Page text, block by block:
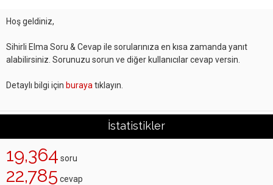
Hoş geldiniz,
Sihirli Elma Soru & Cevap ile sorularınıza en kısa zamanda yanıt
alabilirsiniz. Sorunuzu sorun ve diğer kullanıcılar cevap versin.
Detaylı bilgi için buraya tıklayın.
İstatistikler
19,364 soru
22,785 cevap